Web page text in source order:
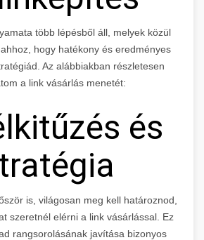
több lépésből áll, melyek közül
hogy hatékony és eredményes
Az alábbiakban részletesen
a link vásárlás menetét:
és
is, világosan meg kell határoznod,
szeretnél elérni a link vásárlással. Ez
rangsorolásának javítása bizonyos